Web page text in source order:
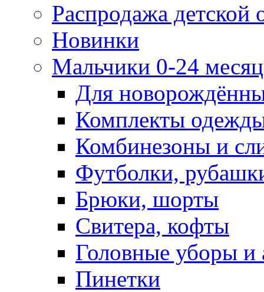
Распродажа детской
Новинки
Мальчики 0-24
Для
Комплекты
Комбинезоны и
Футболки,
Брюки, шорты
Свитера, кофты
Головные уборы и
Пинетки